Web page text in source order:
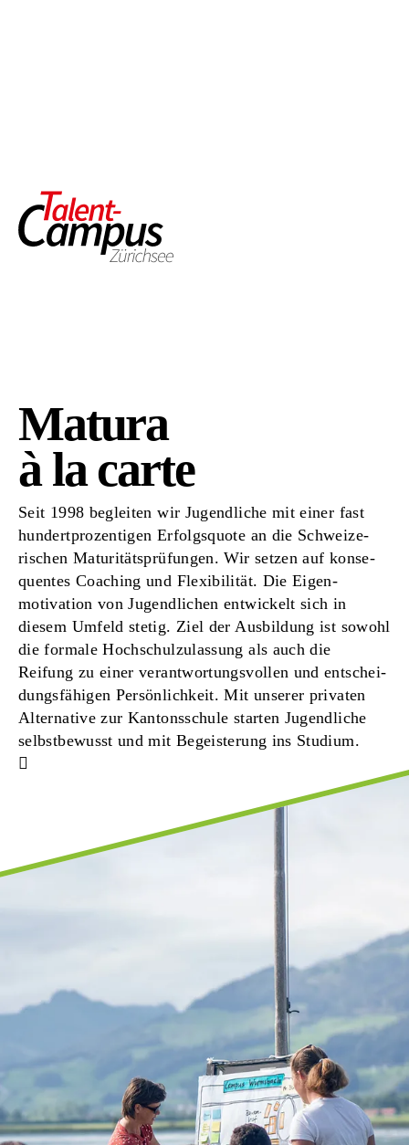
Matura
à la carte
Seit 1998 begleiten wir Jugendliche mit einer fast
hundert­prozentigen Erfolgs­quote an die Schweize­
rischen Maturitäts­prüfungen. Wir setzen auf konse­
quentes Coaching und Flexibilität. Die Eigen­
motivation von Jugend­lichen entwickelt sich in
diesem Umfeld stetig. Ziel der Ausbildung ist sowohl
die formale Hochschul­zulassung als auch die
Reifung zu einer verant­wortungs­vollen und entschei­
dungs­fähigen Persön­lichkeit.Mit unserer privaten
Alternative zur Kantons­schule starten Jugend­liche
selbst­bewusst und mit Begeis­terung ins Studium.